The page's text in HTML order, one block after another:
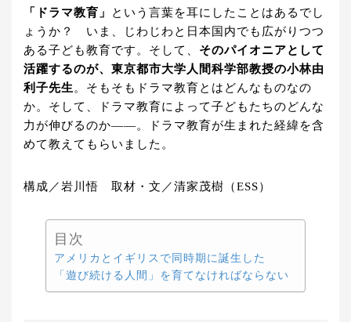
「ドラマ教育」
という言葉を耳にしたことはあるでし
ょうか？ いま、じわじわと日本国内でも広がりつつ
ある子ども教育です。そして、 そのパイオニアとして
活躍するのが、東京都市大学人間科学部教授の小林由
利子先生。そもそもドラマ教育とはどんなものなの
か。そして、ドラマ教育によって子どもたちのどんな
力が伸びるのか――。ドラマ教育が生まれた経緯を含
めて教えてもらいました。
構成／岩川悟 取材・文／清家茂樹（ESS）
目次
アメリカとイギリスで同時期に誕生した
「遊び続ける人間」を育てなければならない